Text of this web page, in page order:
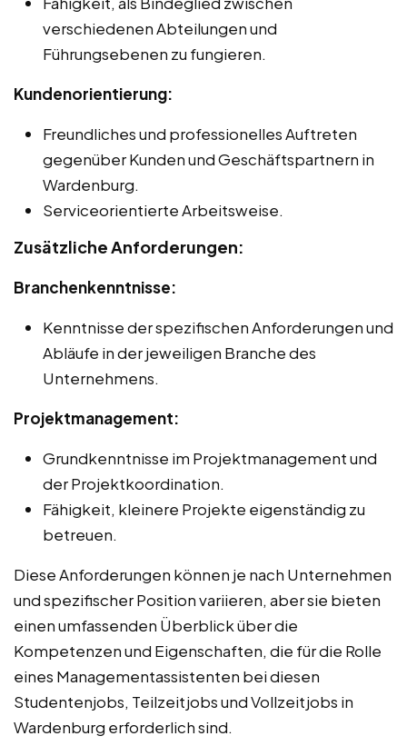
verschiedenen Abteilungen und
Führungsebenen zu fungieren.
Kundenorientierung:
Freundliches und professionelles Auftreten
gegenüber Kunden und Geschäftspartnern in
Wardenburg.
Serviceorientierte Arbeitsweise.
Zusätzliche Anforderungen:
Branchenkenntnisse:
Kenntnisse der spezifischen Anforderungen und
Abläufe in der jeweiligen Branche des
Unternehmens.
Projektmanagement:
Grundkenntnisse im Projektmanagement und
der Projektkoordination.
Fähigkeit, kleinere Projekte eigenständig zu
betreuen.
Diese Anforderungen können je nach Unternehmen
und spezifischer Position variieren, aber sie bieten
einen umfassenden Überblick über die
Kompetenzen und Eigenschaften, die für die Rolle
eines Managementassistenten bei diesen
Studentenjobs, Teilzeitjobs und Vollzeitjobs in
Wardenburg erforderlich sind.